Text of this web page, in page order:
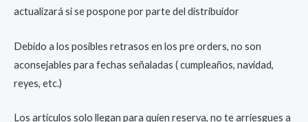
actualizará si se pospone por parte del distribuidor
Debido a los posibles retrasos en los pre orders, no son
aconsejables para fechas señaladas ( cumpleaños, navidad,
reyes, etc.)
Los artículos solo llegan para quien reserva, no te arriesgues a